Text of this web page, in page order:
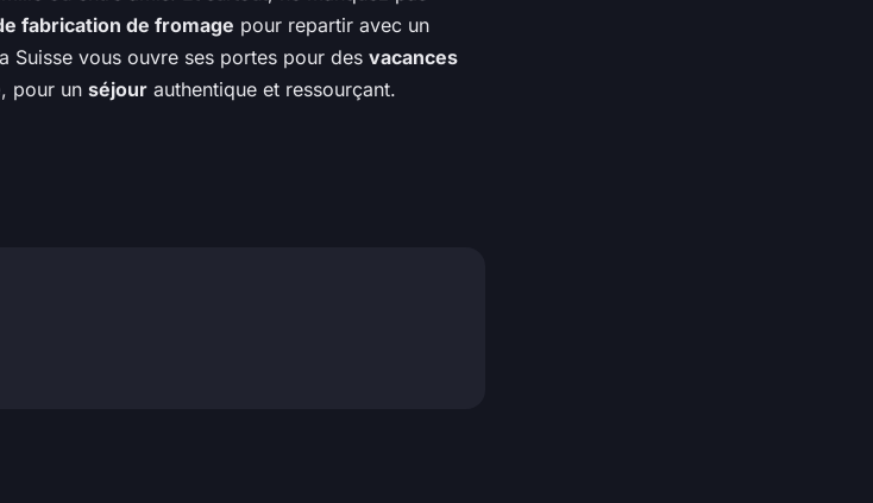
fabrication de fromage pour repartir avec un
Suisse vous ouvre ses portes pour des vacances
, pour un séjour authentique et ressourçant.